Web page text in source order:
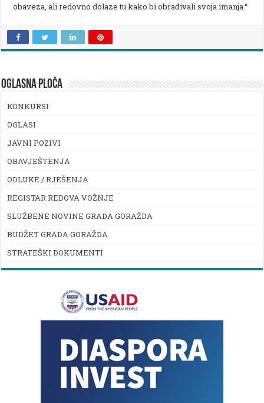
obaveza, ali redovno dolaze tu kako bi obrađivali svoja imanja.“
OGLASNA PLOČA
KONKURSI
OGLASI
JAVNI POZIVI
OBAVJEŠTENJA
ODLUKE / RJEŠENJA
REGISTAR REDOVA VOŽNJE
SLUŽBENE NOVINE GRADA GORAŽDA
BUDŽET GRADA GORAŽDA
STRATEŠKI DOKUMENTI